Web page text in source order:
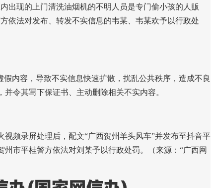
出现的上门清洗油烟机的不明人员是专门偷小孩的人贩
依法对发布、转发不实信息的韦某、韦某欢予以行政处
内容，导致不实信息快速扩散，扰乱公共秩序，造成不良
令其写下保证书、主动删除相关不实内容。
频录屏处理后，配文“广西贺州羊头风车”并发布至抖音平
市平桂警方依法对刘某予以行政处罚。（来源：“广西网